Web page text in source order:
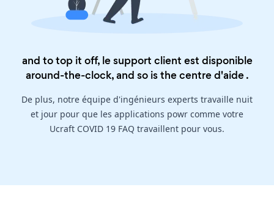
and to top it off, le support client est disponible
around-the-clock, and so is thecentre d'aide.
De plus, notre équipe d'ingénieurs experts travaille nuit
et jour pour que les applications powr comme votre
Ucraft COVID 19 FAQ travaillent pour vous.